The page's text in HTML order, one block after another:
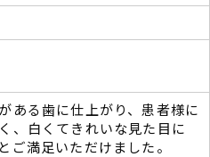
ある歯に仕上がり、患者様に
、白くてきれいな見た目に
ご満足いただけました。